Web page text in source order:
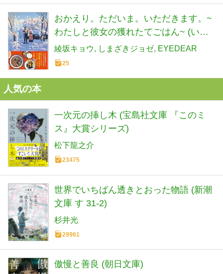
おかえり。ただいま。いただきます。~
わたしと彼女の獲れたてごはん~ (いろ
どりブックス, あ1-1)
綾坂キョウ しまざきジョゼ EYEDEAR
25
人気の本
一次元の挿し木 (宝島社文庫 『このミ
ス』大賞シリーズ)
松下龍之介
23475
世界でいちばん透きとおった物語 (新潮
文庫 す 31-2)
杉井光
29961
傲慢と善良 (朝日文庫)